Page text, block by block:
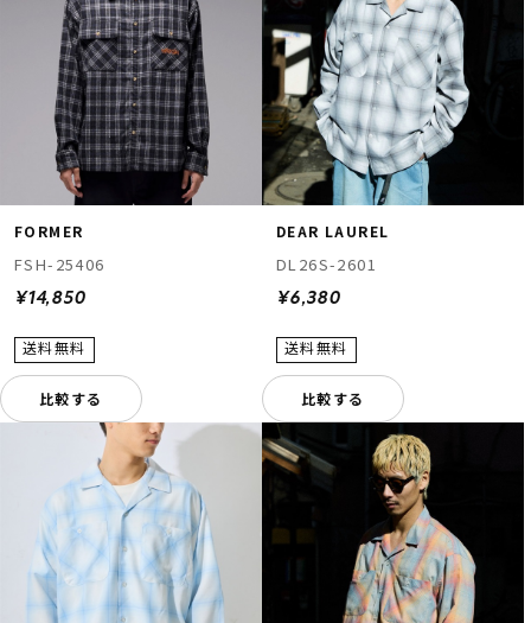
FORMER
FSH-25406
¥14,850
比較する
DEAR LAUREL
DL26S-2601
¥6,380
比較する